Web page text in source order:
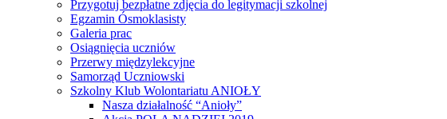
Przygotuj bezpłatne zdjęcia do legitymacji szkolnej
Egzamin Ósmoklasisty
Galeria prac
Osiągnięcia uczniów
Przerwy międzylekcyjne
Samorząd Uczniowski
Szkolny Klub Wolontariatu ANIOŁY
Nasza działalność “Anioły”